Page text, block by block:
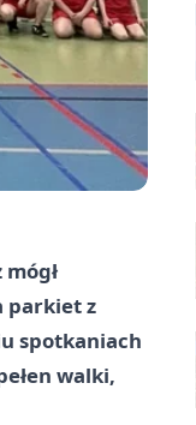
parkiet z
spotkaniach
walki,